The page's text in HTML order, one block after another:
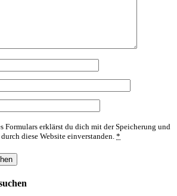
Formulars erklärst du dich mit der Speicherung und
diese Website einverstanden. *